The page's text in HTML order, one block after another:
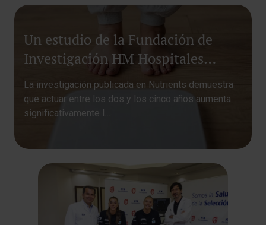
Un estudio de la Fundación de
Investigación HM Hospitales
identifica la edad clave para
prevenir que la obesidad infantil
se cronifique
La investigación publicada en Nutrients demuestra
que actuar entre los dos y los cinco años aumenta
significativamente l…